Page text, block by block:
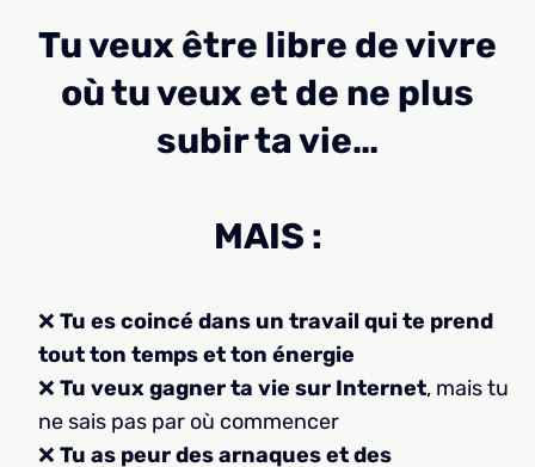
Tu veux être libre de vivre
où tu veux et de ne plus
subir ta vie…
MAIS :
❌ Tu es coincé dans un travail qui te prend
tout ton temps et ton énergie
❌ Tu veux gagner ta vie sur Internet, mais tu
ne sais pas par où commencer
❌ Tu as peur des arnaques et des